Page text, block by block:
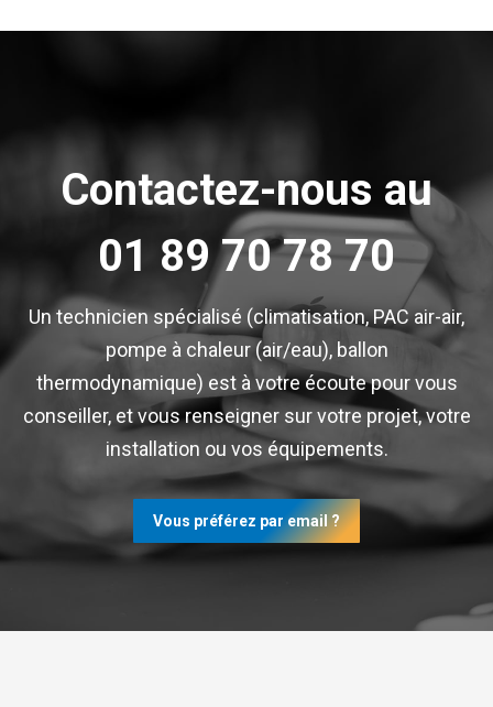
Contactez-nous au
01 89 70 78 70
Un technicien spécialisé (climatisation, PAC air-air,
pompe à chaleur (air/eau), ballon
thermodynamique) est à votre écoute pour vous
conseiller, et vous renseigner sur votre projet, votre
installation ou vos équipements.
Vous préférez par email ?